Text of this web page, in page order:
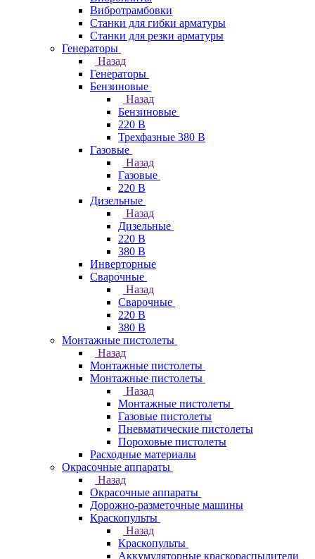
Вибротрамбовки
Станки для гибки арматуры
Станки для резки арматуры
Генераторы
Назад
Генераторы
Бензиновые
Назад
Бензиновые
220 В
Трехфазные 380 В
Газовые
Назад
Газовые
220 В
Дизельные
Назад
Дизельные
220 В
380 В
Инверторные
Сварочные
Назад
Сварочные
220 В
380 В
Монтажные пистолеты
Назад
Монтажные пистолеты
Монтажные пистолеты
Назад
Монтажные пистолеты
Газовые пистолеты
Пневматические пистолеты
Пороховые пистолеты
Расходные материалы
Окрасочные аппараты
Назад
Окрасочные аппараты
Дорожно-разметочные машины
Краскопульты
Назад
Краскопульты
Аккумуляторные краскораспылители